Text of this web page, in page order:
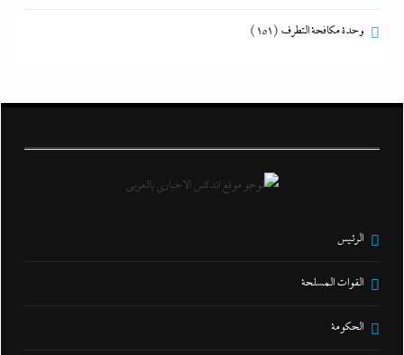
وحدة مكافحة التطرف (151)
الرئيس
القوات المسلحة
الحكومة